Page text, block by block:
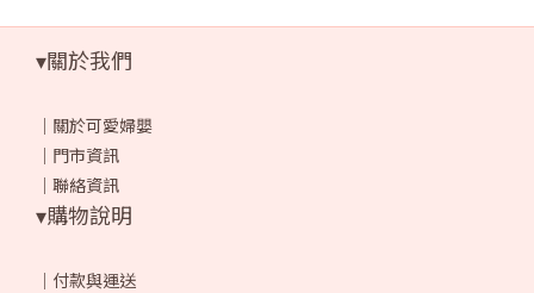
▾關於我們
｜ 關於可愛婦嬰
｜ 門市資訊
｜ 聯絡資訊
▾購物說明
｜ 付款與運送